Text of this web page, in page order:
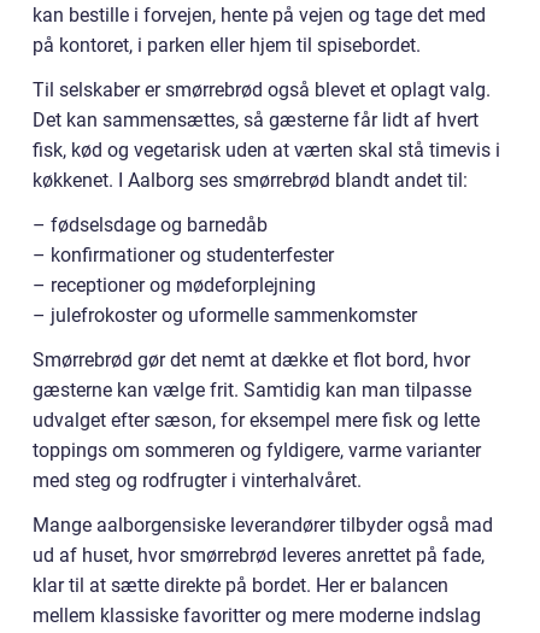
kan bestille i forvejen, hente på vejen og tage det med
på kontoret, i parken eller hjem til spisebordet.
Til selskaber er smørrebrød også blevet et oplagt valg.
Det kan sammensættes, så gæsterne får lidt af hvert
fisk, kød og vegetarisk uden at værten skal stå timevis i
køkkenet. I Aalborg ses smørrebrød blandt andet til:
– fødselsdage og barnedåb
– konfirmationer og studenterfester
– receptioner og mødeforplejning
– julefrokoster og uformelle sammenkomster
Smørrebrød gør det nemt at dække et flot bord, hvor
gæsterne kan vælge frit. Samtidig kan man tilpasse
udvalget efter sæson, for eksempel mere fisk og lette
toppings om sommeren og fyldigere, varme varianter
med steg og rodfrugter i vinterhalvåret.
Mange aalborgensiske leverandører tilbyder også mad
ud af huset, hvor smørrebrød leveres anrettet på fade,
klar til at sætte direkte på bordet. Her er balancen
mellem klassiske favoritter og mere moderne indslag